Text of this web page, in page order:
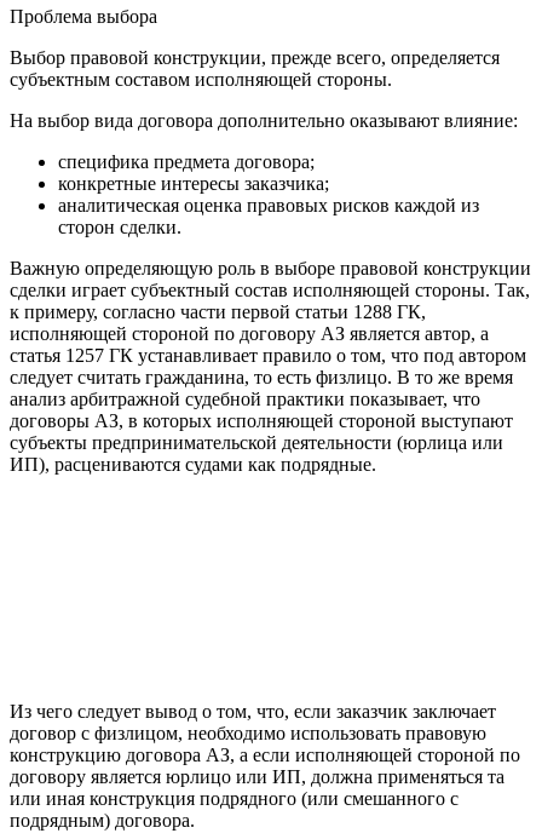
Проблема выбора
Выбор правовой конструкции, прежде всего, определяется
субъектным составом исполняющей стороны.
На выбор вида договора дополнительно оказывают влияние:
специфика предмета договора;
конкретные интересы заказчика;
аналитическая оценка правовых рисков каждой из
сторон сделки.
Важную определяющую роль в выборе правовой конструкции
сделки играет субъектный состав исполняющей стороны. Так,
к примеру, согласно части первой статьи 1288 ГК,
исполняющей стороной по договору АЗ является автор, а
статья 1257 ГК устанавливает правило о том, что под автором
следует считать гражданина, то есть физлицо. В то же время
анализ арбитражной судебной практики показывает, что
договоры АЗ, в которых исполняющей стороной выступают
субъекты предпринимательской деятельности (юрлица или
ИП), расцениваются судами как подрядные.
Из чего следует вывод о том, что, если заказчик заключает
договор с физлицом, необходимо использовать правовую
конструкцию договора АЗ, а если исполняющей стороной по
договору является юрлицо или ИП, должна применяться та
или иная конструкция подрядного (или смешанного с
подрядным) договора.